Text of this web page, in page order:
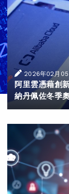
2026年02月05
阿里雲憑藉創
納丹佩佐冬季